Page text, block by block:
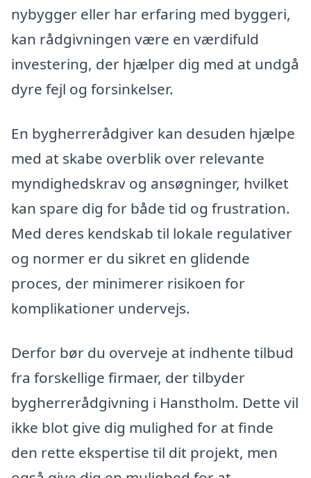
nybygger eller har erfaring med byggeri,
kan rådgivningen være en værdifuld
investering, der hjælper dig med at undgå
dyre fejl og forsinkelser.
En bygherrerådgiver kan desuden hjælpe
med at skabe overblik over relevante
myndighedskrav og ansøgninger, hvilket
kan spare dig for både tid og frustration.
Med deres kendskab til lokale regulativer
og normer er du sikret en glidende
proces, der minimerer risikoen for
komplikationer undervejs.
Derfor bør du overveje at indhente tilbud
fra forskellige firmaer, der tilbyder
bygherrerådgivning i Hanstholm. Dette vil
ikke blot give dig mulighed for at finde
den rette ekspertise til dit projekt, men